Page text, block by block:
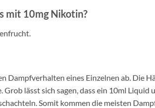
mit 10mg Nikotin?
eines Einzelnen ab. Die
lässt sich sagen, dass ein 10ml Liquid
Somit kommen die meisten